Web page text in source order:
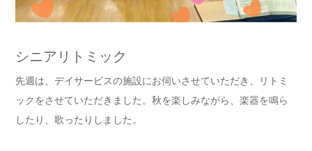
シニアリトミック
先週は、デイサービスの施設にお伺いさせていただき、リトミ
ックをさせていただきました。秋を楽しみながら、楽器を鳴ら
したり、歌ったりしました。